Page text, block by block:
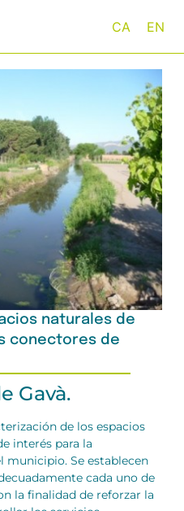
CA EN
naturales de
conectores de
Gavà.
de los espacios
interés para la
municipio. Se establecen
cada uno de
la finalidad de reforzar la